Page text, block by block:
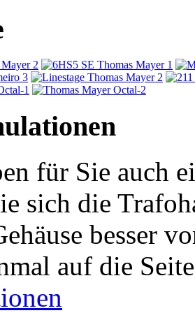
für Sie auch
sich die
besser
auf die